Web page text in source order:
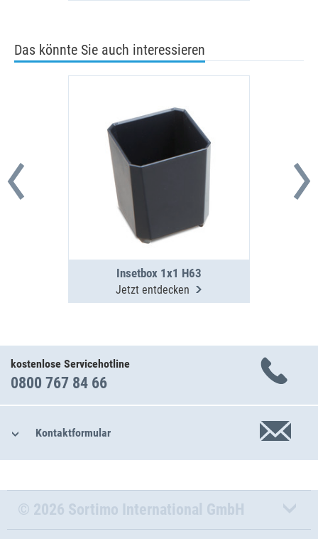
Das könnte Sie auch interessieren
Insetbox 1x1 H63
Jetzt entdecken
kostenlose Servicehotline
0800 767 84 66
Kontaktformular
© 2026 Sortimo International GmbH